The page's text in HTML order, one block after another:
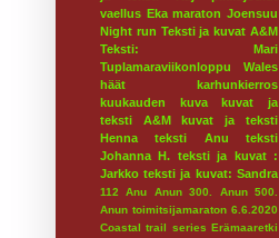
vaellus Eka maraton Joensuu
Night run Teksti ja kuvat A&M
Teksti: Mari
Tuplamaraviikonloppu
Wales
häät
karhunkierros
kuukauden kuva
kuvat ja
teksti A&M
kuvat ja teksti
Henna
teksti Anu
teksti
Johanna H. teksti ja kuvat :
Jarkko teksti ja kuvat: Sandra
112 Anu Anun 300.
Anun 500.
Anun toimitsijamaraton 6.6.2020
Coastal trail series Erämaaretki